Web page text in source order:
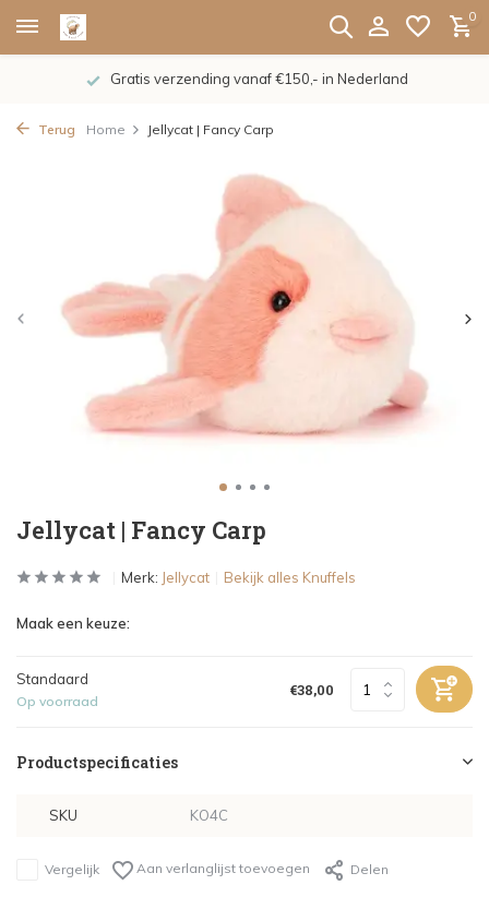
0
Gratis verzending vanaf €150,- in Nederland
Terug Home Jellycat | Fancy Carp
Jellycat | Fancy Carp
Merk: Jellycat Bekijk alles Knuffels
Maak een keuze:
Standaard
Op voorraad
€38,00
Productspecificaties
SKU KO4C
Vergelijk Aan verlanglijst toevoegen Delen